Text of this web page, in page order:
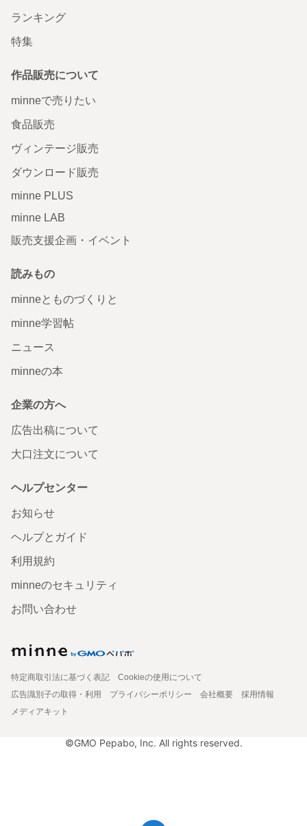
ランキング
特集
作品販売について
minneで売りたい
食品販売
ヴィンテージ販売
ダウンロード販売
minne PLUS
minne LAB
販売支援企画・イベント
読みもの
minneとものづくりと
minne学習帖
ニュース
minneの本
企業の方へ
広告出稿について
大口注文について
ヘルプセンター
お知らせ
ヘルプとガイド
利用規約
minneのセキュリティ
お問い合わせ
特定商取引法に基づく表記
Cookieの使用について
広告識別子の取得・利用
プライバシーポリシー 会社概要
採用情報
メディアキット
©GMO Pepabo, Inc. All rights reserved.